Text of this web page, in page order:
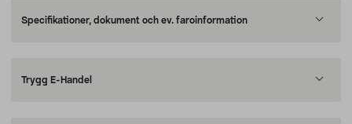
Specifikationer, dokument och ev. faroinformation
Trygg E-Handel